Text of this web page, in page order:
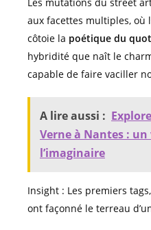
aux facettes multiples, où
côtoie la poétique du
hybridité que naît le
capable de faire vaciller
A lire aussi :
Verne à Nantes :
l’imaginaire
Insight : Les premiers
ont façonné le terreau